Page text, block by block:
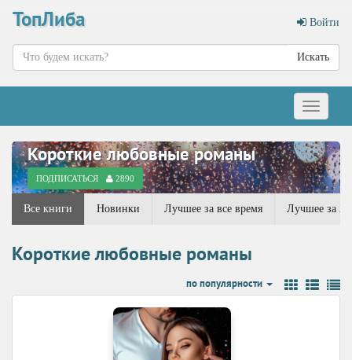
ТопЛиба Войти
Искать
Меню
Короткие любовные романы
ПОДПИСАТЬСЯ 2890
Все книги Новинки Лучшее за все время Лучшее за
Короткие любовные романы
по популярности